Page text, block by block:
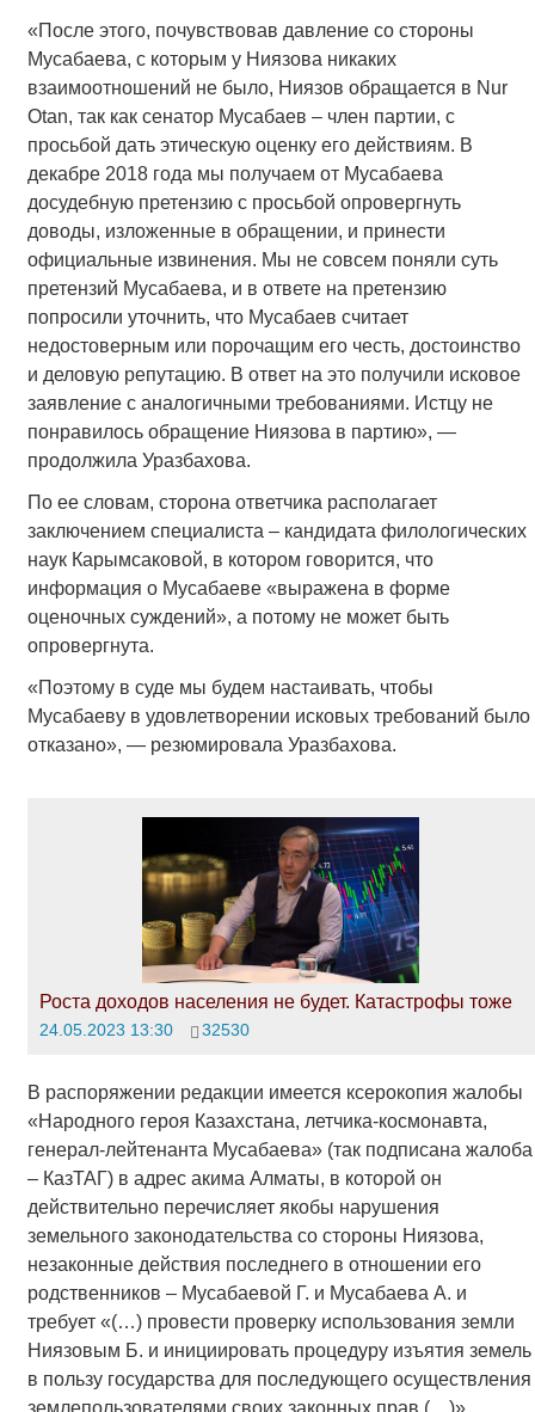
«После этого, почувствовав давление со стороны
Мусабаева, с которым у Ниязова никаких
взаимоотношений не было, Ниязов обращается в Nur
Otan, так как сенатор Мусабаев – член партии, с
просьбой дать этическую оценку его действиям. В
декабре 2018 года мы получаем от Мусабаева
досудебную претензию с просьбой опровергнуть
доводы, изложенные в обращении, и принести
официальные извинения. Мы не совсем поняли суть
претензий Мусабаева, и в ответе на претензию
попросили уточнить, что Мусабаев считает
недостоверным или порочащим его честь, достоинство
и деловую репутацию. В ответ на это получили исковое
заявление с аналогичными требованиями. Истцу не
понравилось обращение Ниязова в партию», —
продолжила Уразбахова.
По ее словам, сторона ответчика располагает
заключением специалиста – кандидата филологических
наук Карымсаковой, в котором говорится, что
информация о Мусабаеве «выражена в форме
оценочных суждений», а потому не может быть
опровергнута.
«Поэтому в суде мы будем настаивать, чтобы
Мусабаеву в удовлетворении исковых требований было
отказано», — резюмировала Уразбахова.
Роста доходов населения не будет. Катастрофы тоже
24.05.2023 13:30 32530
В распоряжении редакции имеется ксерокопия жалобы
«Народного героя Казахстана, летчика-космонавта,
генерал-лейтенанта Мусабаева» (так подписана жалоба
– КазТАГ) в адрес акима Алматы, в которой он
действительно перечисляет якобы нарушения
земельного законодательства со стороны Ниязова,
незаконные действия последнего в отношении его
родственников – Мусабаевой Г. и Мусабаева А. и
требует «(…) провести проверку использования земли
Ниязовым Б. и инициировать процедуру изъятия земель
в пользу государства для последующего осуществления
землепользователями своих законных прав (…)».